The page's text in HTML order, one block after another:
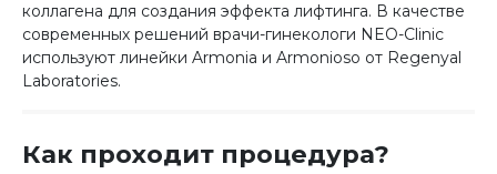
коллагена для создания эффекта лифтинга. В качестве
современных решений врачи-гинекологи NEO-Clinic
используют линейки Armonia и Armonioso от Regenyal
Laboratories.
Как проходит процедура?